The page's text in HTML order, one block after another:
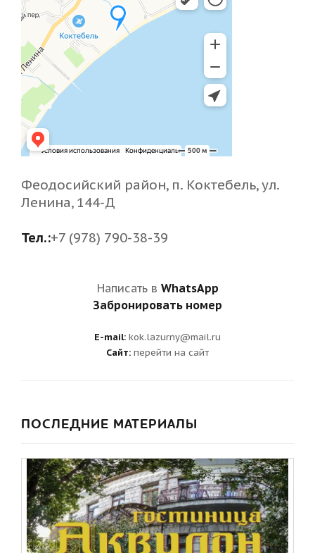
Феодосийский район, п. Коктебель, ул.
Ленина, 144-Д
Тел.:+7 (978) 790-38-39
Написать в WhatsApp
Забронировать номер
E-mail: kok.lazurny@mail.ru
Сайт: перейти на сайт
ПОСЛЕДНИЕ МАТЕРИАЛЫ